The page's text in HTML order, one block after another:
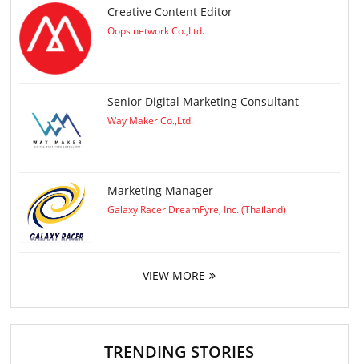
Creative Content Editor
Oops network Co.,Ltd.
Senior Digital Marketing Consultant
Way Maker Co.,Ltd.
Marketing Manager
Galaxy Racer DreamFyre, Inc. (Thailand)
VIEW MORE
TRENDING STORIES